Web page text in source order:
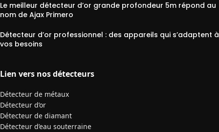
Le meilleur détecteur d’or grande profondeur 5m répond au
nom de Ajax Primero
Détecteur d’or professionnel : des appareils qui s’adaptent à
vos besoins
Lien vers nos détecteurs
Détecteur de métaux
Détecteur d’or
Détecteur de diamant
Détecteur d’eau souterraine